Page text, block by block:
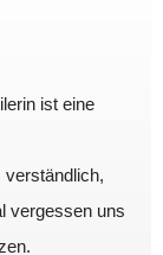
ist eine
verständlich,
vergessen uns